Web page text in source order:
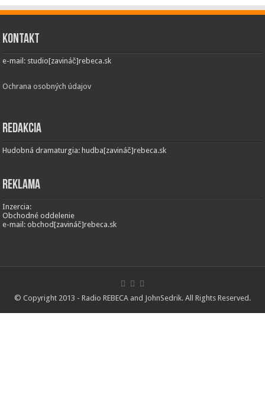
Kontakt
e-mail: studio[zavináč]rebeca.sk
Ochrana osobných údajov
Redakcia
Hudobná dramaturgia: hudba[zavináč]rebeca.sk
Reklama
Inzercia:
Obchodné oddelenie
e-mail: obchod[zavináč]rebeca.sk
© Copyright 2013 - Radio REBECA and JohnSedrik. All Rights Reserved.